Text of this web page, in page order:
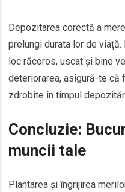
Depozitarea corectă a
prelungi durata lor de
loc răcoros, uscat și bine
deteriorarea, asigură-te că
zdrobite în timpul
Concluzie:
muncii tale
Plantarea și îngrijirea